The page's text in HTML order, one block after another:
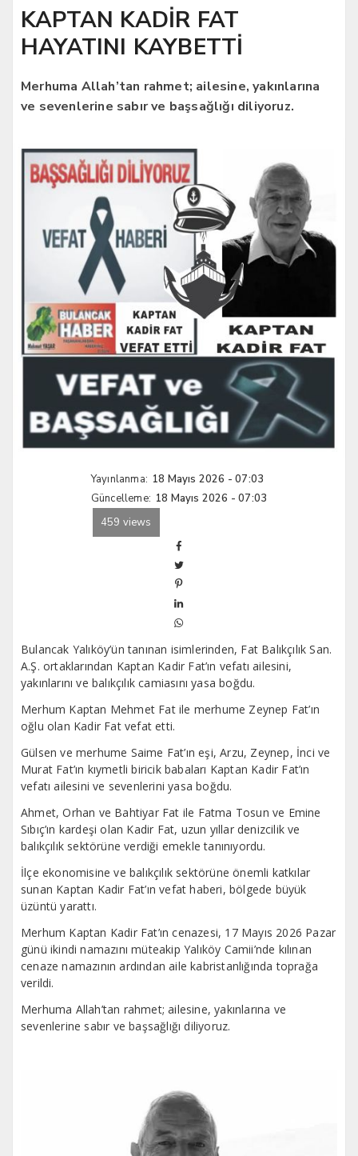
KAPTAN KADİR FAT
HAYATINI KAYBETTİ
Merhuma Allah’tan rahmet; ailesine, yakınlarına
ve sevenlerine sabır ve başsağlığı diliyoruz.
Yayınlanma: 18 Mayıs 2026 - 07:03
Güncelleme: 18 Mayıs 2026 - 07:03
459 views
Bulancak Yalıköy’ün tanınan isimlerinden, Fat Balıkçılık San.
A.Ş. ortaklarından Kaptan Kadir Fat’ın vefatı ailesini,
yakınlarını ve balıkçılık camiasını yasa boğdu.
Merhum Kaptan Mehmet Fat ile merhume Zeynep Fat’ın
oğlu olan Kadir Fat vefat etti.
Gülsen ve merhume Saime Fat’ın eşi, Arzu, Zeynep, İnci ve
Murat Fat’ın kıymetli biricik babaları Kaptan Kadir Fat’ın
vefatı ailesini ve sevenlerini yasa boğdu.
Ahmet, Orhan ve Bahtiyar Fat ile Fatma Tosun ve Emine
Sıbıç’ın kardeşi olan Kadir Fat, uzun yıllar denizcilik ve
balıkçılık sektörüne verdiği emekle tanınıyordu.
İlçe ekonomisine ve balıkçılık sektörüne önemli katkılar
sunan Kaptan Kadir Fat’ın vefat haberi, bölgede büyük
üzüntü yarattı.
Merhum Kaptan Kadir Fat’ın cenazesi, 17 Mayıs 2026 Pazar
günü ikindi namazını müteakip Yalıköy Camii’nde kılınan
cenaze namazının ardından aile kabristanlığında toprağa
verildi.
Merhuma Allah’tan rahmet; ailesine, yakınlarına ve
sevenlerine sabır ve başsağlığı diliyoruz.